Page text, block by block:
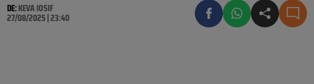
DE:KEVA IOSIF
27/08/2025 | 23:40